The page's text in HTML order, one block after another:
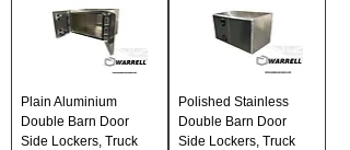
Plain Aluminium
Double Barn Door
Side Lockers, Truck
Polished Stainless
Double Barn Door
Side Lockers, Truck